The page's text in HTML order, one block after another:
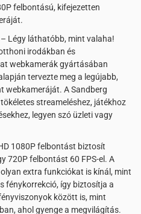
felbontású, kifejezetten
Légy láthatóbb, mint valaha!
irodákban és
webkamerák gyártásában
tervezte meg a legújabb,
webkameráját. A Sandberg
streameléshez, játékhoz
legyen szó üzleti vagy
1080P felbontást biztosít
720P felbontást 60 FPS-el. A
extra funkciókat is kínál, mint
fénykorrekció, így biztosítja a
között is, mint
ahol gyenge a megvilágítás.